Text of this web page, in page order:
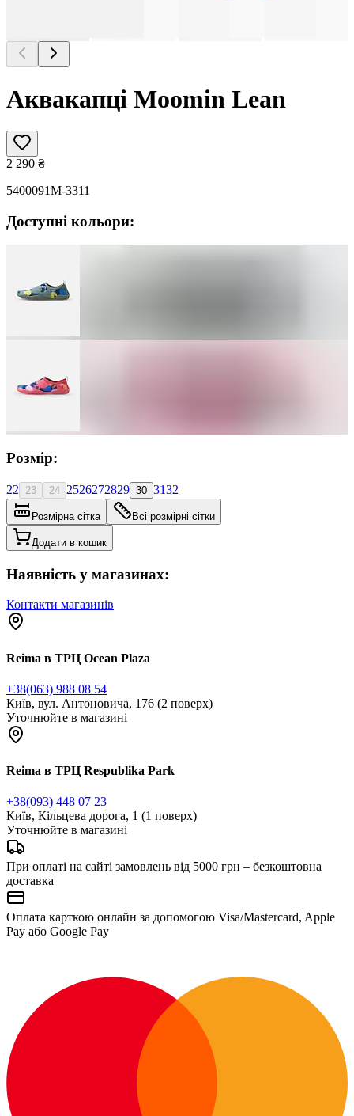
Аквакапці Moomin Lean
2 290 ₴
5400091M-3311
Доступні кольори:
Розмір:
22 23 24 2526272829 30 3132
Розмірна сітка Всі розмірні сітки
Додати в кошик
Наявність у магазинах:
Контакти магазинів
Reima в ТРЦ Ocean Plaza
+38(063) 988 08 54
Київ, вул. Антоновича, 176 (2 поверх)
Уточнюйте в магазині
Reima в ТРЦ Respublika Park
+38(093) 448 07 23
Київ, Кільцева дорога, 1 (1 поверх)
Уточнюйте в магазині
При оплаті на сайті замовлень від 5000 грн – безкоштовна
доставка
Оплата карткою онлайн за допомогою Visa/Mastercard, Apple
Pay або Google Pay